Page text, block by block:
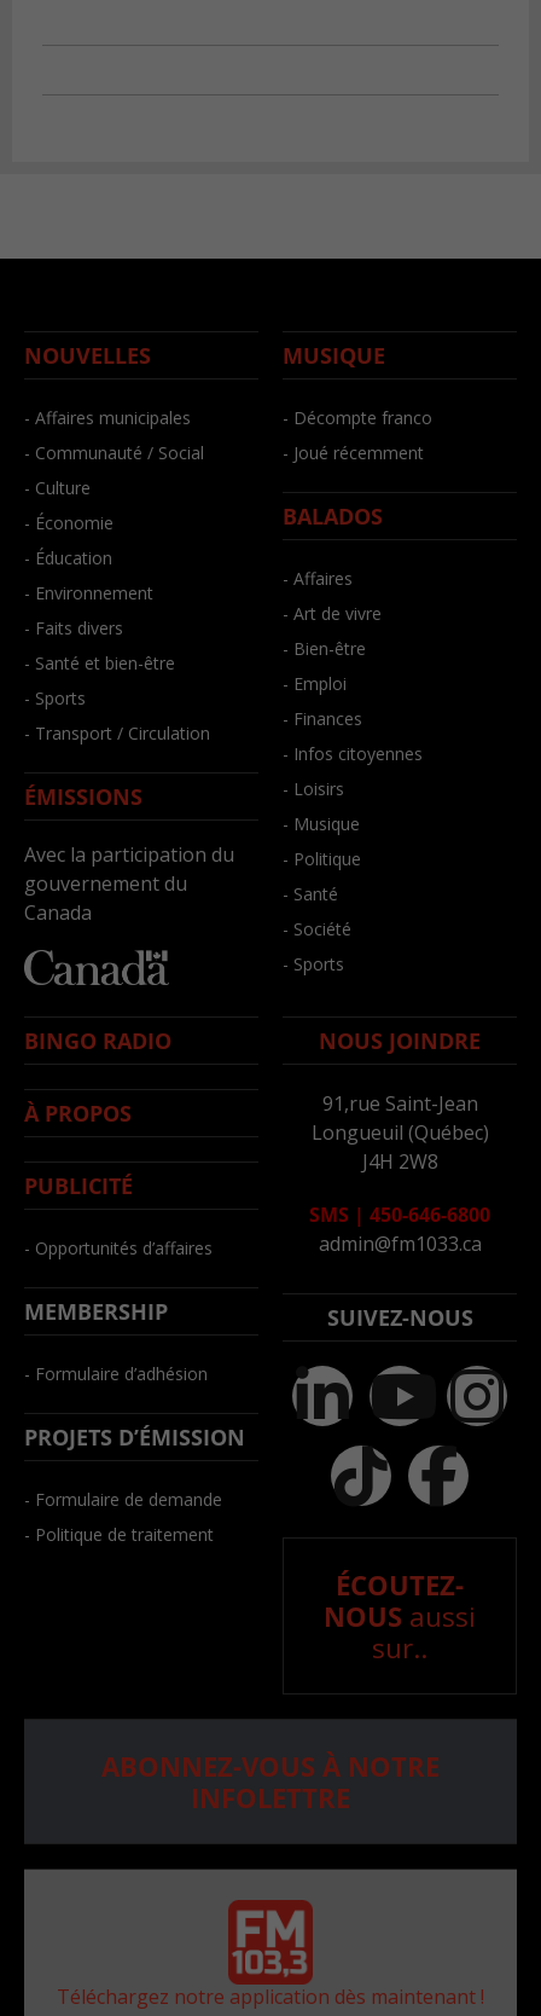
NOUVELLES
- Affaires municipales
- Communauté / Social
- Culture
- Économie
- Éducation
- Environnement
- Faits divers
- Santé et bien-être
- Sports
- Transport / Circulation
ÉMISSIONS
Avec la participation du
gouvernement du
Canada
MUSIQUE
- Décompte franco
- Joué récemment
BALADOS
- Affaires
- Art de vivre
- Bien-être
- Emploi
- Finances
- Infos citoyennes
- Loisirs
- Musique
- Politique
- Santé
- Société
- Sports
BINGO RADIO
À PROPOS
PUBLICITÉ
- Opportunités d’affaires
MEMBERSHIP
- Formulaire d’adhésion
PROJETS D’ÉMISSION
- Formulaire de demande
- Politique de traitement
NOUS JOINDRE
91,rue Saint-Jean
Longueuil (Québec)
J4H 2W8
SMS | 450-646-6800
admin@fm1033.ca
SUIVEZ-NOUS
ÉCOUTEZ-
NOUS aussi
sur..
ABONNEZ-VOUS À NOTRE
INFOLETTRE
Téléchargez notre application dès maintenant !